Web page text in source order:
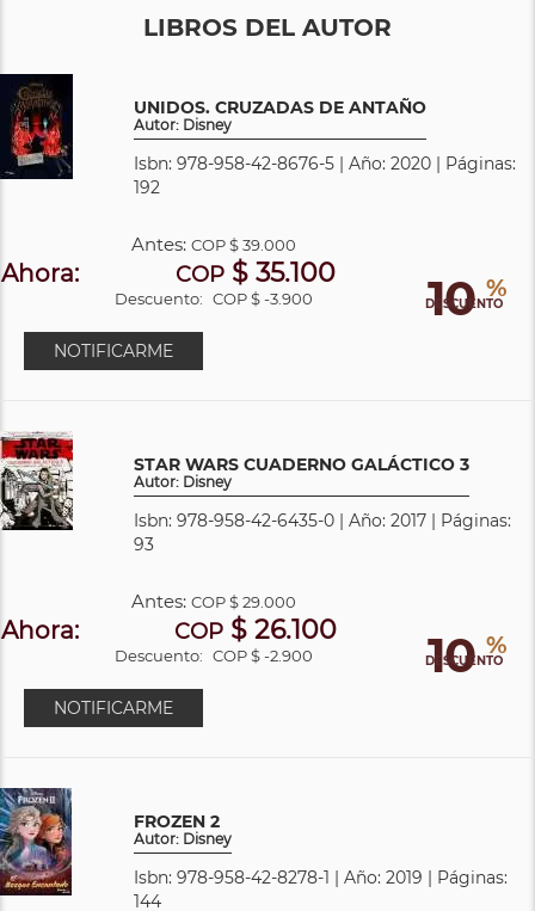
LIBROS DEL AUTOR
UNIDOS. CRUZADAS DE ANTAÑO
Autor: Disney
Isbn: 978-958-42-8676-5 | Año: 2020 | Páginas:
192
10 %
DESCUENTO
Antes:COP$ 39.000
Ahora: COP $ 35.100
Descuento: COP $ -3.900
NOTIFICARME
STAR WARS CUADERNO GALÁCTICO 3
Autor: Disney
Isbn: 978-958-42-6435-0 | Año: 2017 | Páginas:
93
10 %
DESCUENTO
Antes:COP$ 29.000
Ahora: COP $ 26.100
Descuento: COP $ -2.900
NOTIFICARME
FROZEN 2
Autor: Disney
Isbn: 978-958-42-8278-1 | Año: 2019 | Páginas:
144